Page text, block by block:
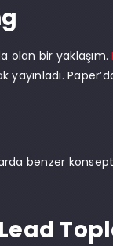
olan bir yaklaşım.
benzer